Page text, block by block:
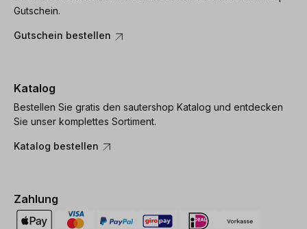
Gutschein.
Gutschein bestellen
Katalog
Bestellen Sie gratis den sautershop Katalog und entdecken
Sie unser komplettes Sortiment.
Katalog bestellen
Zahlung